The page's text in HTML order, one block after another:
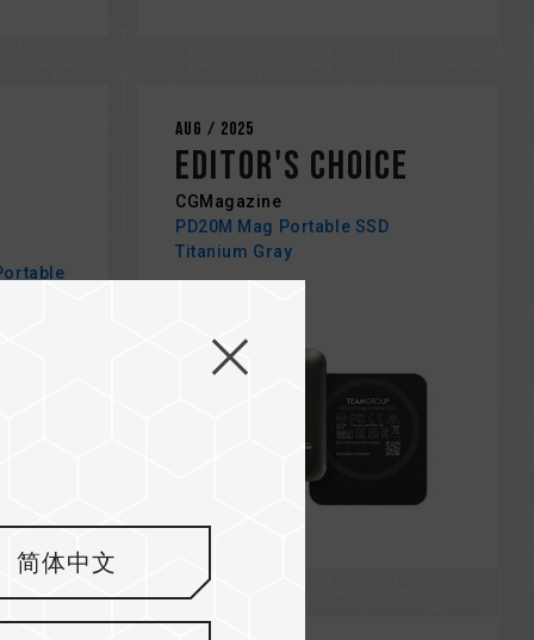
Aug / 2025
Editor's Choice
CGMagazine
PD20M Mag Portable SSD
Titanium Gray
简体中文